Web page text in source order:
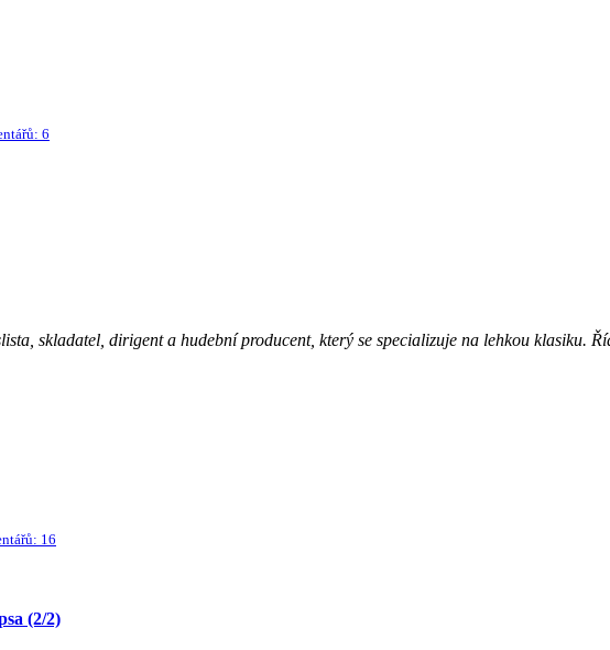
6
skladatel, dirigent a hudební producent, který se specializuje na lehkou klasiku.
16
(2/2)